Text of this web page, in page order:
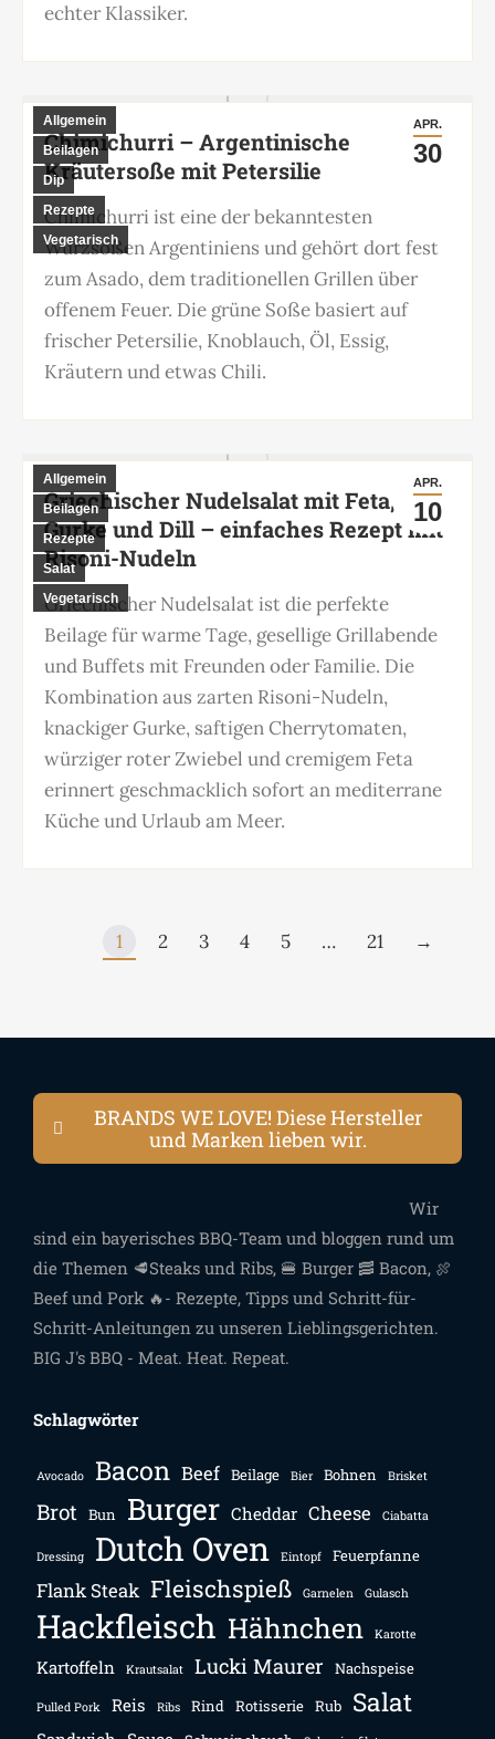
echter Klassiker.
APR.
30
Allgemein
Beilagen
Dip
Rezepte
Vegetarisch
Chimichurri – Argentinische
Kräutersoße mit Petersilie
Chimichurri ist eine der bekanntesten
Würzsoßen Argentiniens und gehört dort fest
zum Asado, dem traditionellen Grillen über
offenem Feuer. Die grüne Soße basiert auf
frischer Petersilie, Knoblauch, Öl, Essig,
Kräutern und etwas Chili.
APR.
10
Allgemein
Beilagen
Rezepte
Salat
Vegetarisch
Griechischer Nudelsalat mit Feta,
Gurke und Dill – einfaches Rezept mit
Risoni-Nudeln
Griechischer Nudelsalat ist die perfekte
Beilage für warme Tage, gesellige Grillabende
und Buffets mit Freunden oder Familie. Die
Kombination aus zarten Risoni-Nudeln,
knackiger Gurke, saftigen Cherrytomaten,
würziger roter Zwiebel und cremigem Feta
erinnert geschmacklich sofort an mediterrane
Küche und Urlaub am Meer.
1 2 3 4 5 … 21 →
BRANDS WE LOVE! Diese Hersteller
und Marken lieben wir.
Wir
sind ein bayerisches BBQ-Team und bloggen rund um
die Themen 🥩Steaks und Ribs, 🍔 Burger 🥓 Bacon, 🍖
Beef und Pork 🔥- Rezepte, Tipps und Schritt-für-
Schritt-Anleitungen zu unseren Lieblingsgerichten.
BIG J's BBQ - Meat. Heat. Repeat.
Schlagwörter
Avocado Bacon Beef Beilage Bier Bohnen Brisket
Brot Bun Burger Cheddar Cheese Ciabatta
Dressing Dutch Oven Eintopf Feuerpfanne
Flank Steak Fleischspieß Garnelen Gulasch
Hackfleisch Hähnchen Karotte
Kartoffeln Krautsalat Lucki Maurer Nachspeise
Pulled Pork Reis Ribs Rind Rotisserie Rub Salat